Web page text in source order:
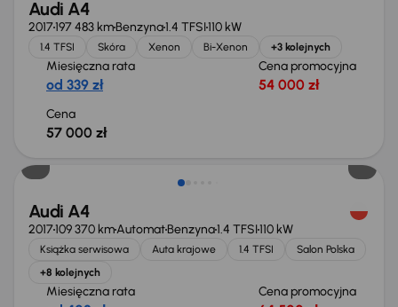
Audi A4
2017197 483 kmBenzyna1.4 TFSI110 kW
1.4 TFSI Skóra Xenon Bi-Xenon +3 kolejnych
Miesięczna rata
od 339 zł
Cena promocyjna
54 000 zł
Cena
57 000 zł
Taniej o 1 500 zł
Audi A4
2017109 370 kmAutomatBenzyna1.4 TFSI110 kW
Książka serwisowa Auta krajowe 1.4 TFSI
Salon Polska
+8 kolejnych
Miesięczna rata Cena promocyjna